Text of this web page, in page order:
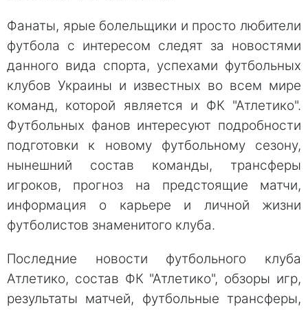
Фанаты, ярые болельщики и просто любители
футбола с интересом следят за новостями
данного вида спорта, успехами футбольных
клубов Украины и известных во всем мире
команд, которой является и ФК "Атлетико".
Футбольных фанов интересуют подробности
подготовки к новому футбольному сезону,
нынешний состав команды, трансферы
игроков, прогноз на предстоящие матчи,
информация о карьере и личной жизни
футболистов знаменитого клуба.
Последние новости футбольного клуба
Атлетико, состав ФК "Атлетико", обзоры игр,
результаты матчей, футбольные трансферы,